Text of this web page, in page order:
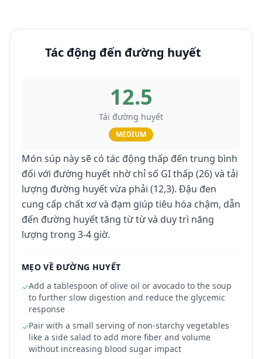
Tác động đến đường huyết
12.5
Tải đường huyết
MEDIUM
Món súp này sẽ có tác động thấp đến trung bình
đối với đường huyết nhờ chỉ số GI thấp (26) và tải
lượng đường huyết vừa phải (12,3). Đậu đen
cung cấp chất xơ và đạm giúp tiêu hóa chậm, dẫn
đến đường huyết tăng từ từ và duy trì năng
lượng trong 3-4 giờ.
MẸO VỀ ĐƯỜNG HUYẾT
✓Add a tablespoon of olive oil or avocado to the soup
to further slow digestion and reduce the glycemic
response
✓Pair with a small serving of non-starchy vegetables
like a side salad to add more fiber and volume
without increasing blood sugar impact